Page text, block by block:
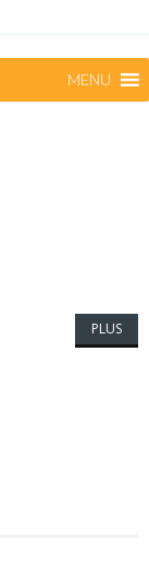
MENU
PLUS